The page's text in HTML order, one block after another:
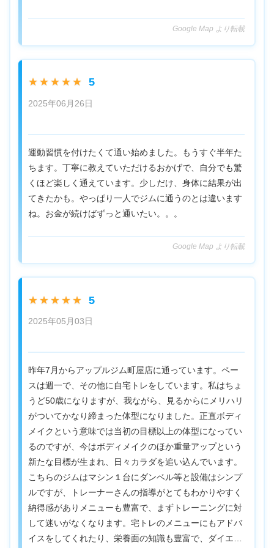
Google Map より転載
★★★★★ 5
2025年06月26日
運動習慣を付けたくて通い始めました。もうすぐ半年た
ちます。丁寧に教えていただけるおかげで、自分でも驚
くほど楽しく通えています。少しだけ、身体に結果が出
てきたかも。やっぱり一人でジムに通うのとは違います
ね。お金が続けばずっと通いたい。。。
Google Map より転載
★★★★★ 5
2025年05月03日
昨年7月からアップルジム町屋店に通っています。ペー
スは週一で、その他に自宅トレをしています。私はちょ
うど50歳になりますが、我ながら、見るからにメリハリ
がついてかなり締まった体型になりました。正直ボディ
メイクという意味では当初の目標以上の体型になってい
るのですが、今はボディメイクのほか重量アップという
新たな目標が生まれ、日々カラダを追い込んでいます。
こちらのジムはマシン１台にダンベル等と設備はシンプ
ルですが、トレーナーさんの指導がとてもわかりやすく
納得感がありメニューも豊富で、まずトレーニングに対
して迷いがなくなります。宅トレのメニューにもアドバ
イスをしてくれたり、栄養面の知識も豊富で、ダイエ…